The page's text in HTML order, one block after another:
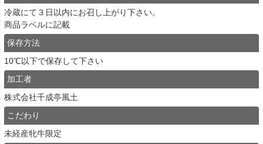
冷蔵にて３日以内にお召し上がり下さい。
商品ラベルに記載
保存方法
10℃以下で保存して下さい
加工者
株式会社千成亭風土
こだわり
未経産牝牛限定